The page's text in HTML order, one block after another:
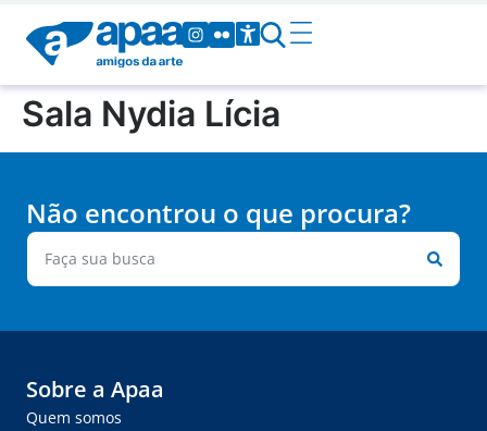
Sala Nydia Lícia
Não encontrou o que procura?
Sobre a Apaa
Quem somos